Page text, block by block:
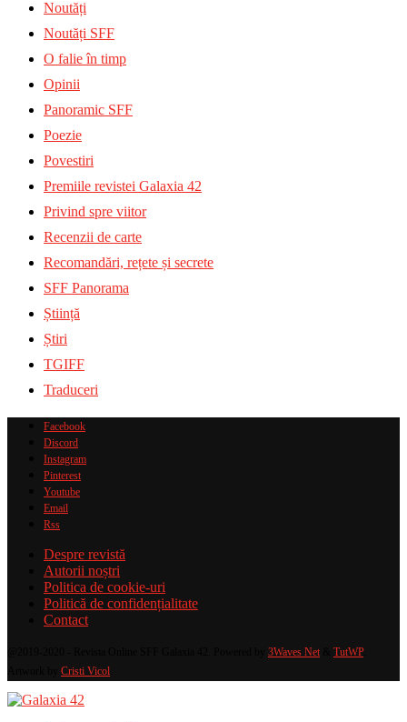
Noutăți
Noutăți SFF
O falie în timp
Opinii
Panoramic SFF
Poezie
Povestiri
Premiile revistei Galaxia 42
Privind spre viitor
Recenzii de carte
Recomandări, rețete și secrete
SFF Panorama
Știință
Știri
TGIFF
Traduceri
Facebook
Discord
Instagram
Pinterest
Youtube
Email
Rss
Despre revistă
Autorii noștri
Politica de cookie-uri
Politică de confidențialitate
Contact
3Waves Net& TutWP.
Cristi Vicol